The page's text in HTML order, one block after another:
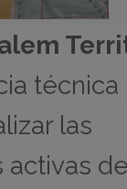
técnica
las
activas de